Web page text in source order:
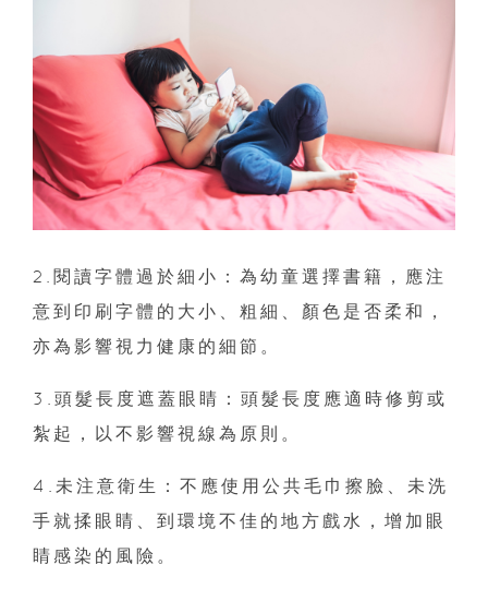
2.閱讀字體過於細小：為幼童選擇書籍，應注
意到印刷字體的大小、粗細、顏色是否柔和，
亦為影響視力健康的細節。
3.頭髮長度遮蓋眼睛：頭髮長度應適時修剪或
紮起，以不影響視線為原則。
4.未注意衛生：不應使用公共毛巾擦臉、未洗
手就揉眼睛、到環境不佳的地方戲水，增加眼
睛感染的風險。